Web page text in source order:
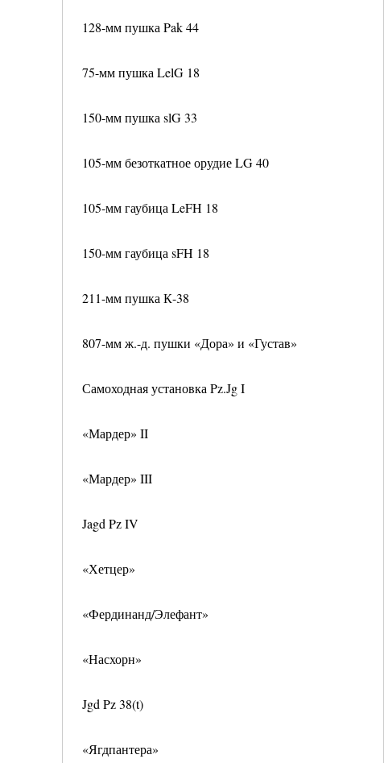
128-мм пушка Pak 44
75-мм пушка LelG 18
150-мм пушка slG 33
105-мм безоткатное орудие LG 40
105-мм гаубица LeFH 18
150-мм гаубица sFH 18
211-мм пушка К-38
807-мм ж.-д. пушки «Дора» и «Густав»
Самоходная установка Pz.Jg I
«Мардер» II
«Мардер» III
Jagd Pz IV
«Хетцер»
«Фердинанд/Элефант»
«Насхорн»
Jgd Pz 38(t)
«Ягдпантера»